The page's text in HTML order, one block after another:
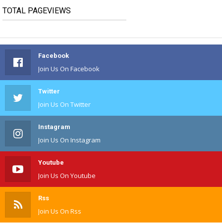
TOTAL PAGEVIEWS
Facebook
Join Us On Facebook
Twitter
Join Us On Twitter
Instagram
Join Us On Instagram
Youtube
Join Us On Youtube
Rss
Join Us On Rss